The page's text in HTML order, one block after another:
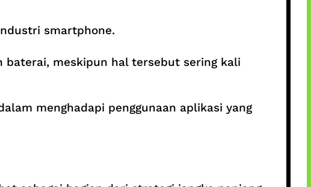
smartphone.
meskipun hal tersebut sering kali
menghadapi penggunaan aplikasi yang